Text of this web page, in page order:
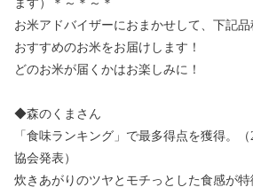
ます）＊～＊～＊
お米アドバイザーにおまかせして、下記
おすすめのお米をお届けします！
どのお米が届くかはお楽しみに！
◆森のくまさん
「食味ランキング」で最多得点を獲得。
協会発表）
炊きあがりのツヤとモチっとした食感が